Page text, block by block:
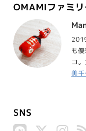
OMAMIファミリ
も
コ。
美
SNS